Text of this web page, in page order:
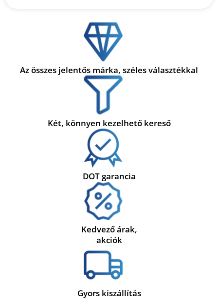
Az összes jelentős márka, széles választékkal
Két, könnyen kezelhető kereső
DOT garancia
Kedvező árak,
akciók
Gyors kiszállítás